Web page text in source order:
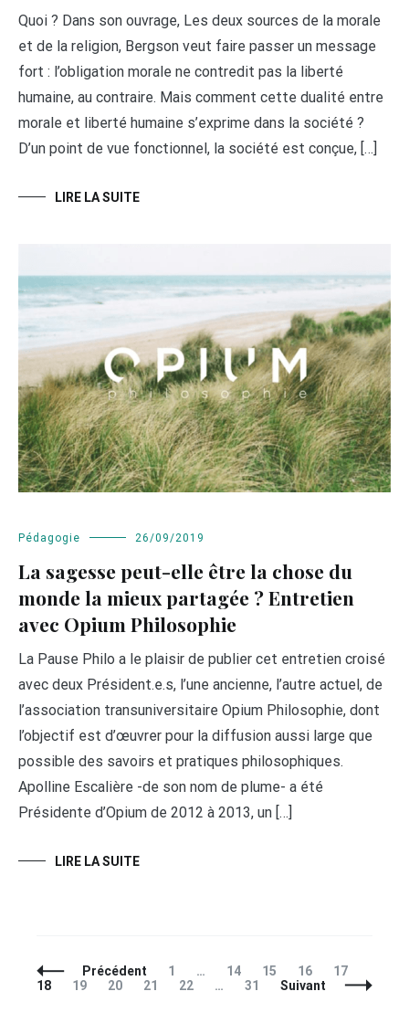
Quoi ? Dans son ouvrage, Les deux sources de la morale
et de la religion, Bergson veut faire passer un message
fort : l’obligation morale ne contredit pas la liberté
humaine, au contraire. Mais comment cette dualité entre
morale et liberté humaine s’exprime dans la société ?
D’un point de vue fonctionnel, la société est conçue, […]
LIRE LA SUITE
Pédagogie 26/09/2019
La sagesse peut-elle être la chose du
monde la mieux partagée ? Entretien
avec Opium Philosophie
La Pause Philo a le plaisir de publier cet entretien croisé
avec deux Président.e.s, l’une ancienne, l’autre actuel, de
l’association transuniversitaire Opium Philosophie, dont
l’objectif est d’œuvrer pour la diffusion aussi large que
possible des savoirs et pratiques philosophiques.
Apolline Escalière -de son nom de plume- a été
Présidente d’Opium de 2012 à 2013, un […]
LIRE LA SUITE
Navigation
des
Précédent Page
1 … Page
14 Page
15 Page
16 Page
17
18
Page
19 Page
20 Page
21 Page
22 … Page
31 Suivant